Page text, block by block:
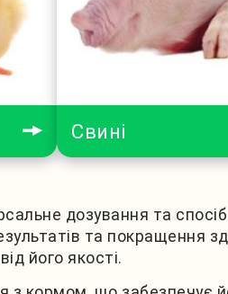
Свині
дозування та
та покращення
його якості.